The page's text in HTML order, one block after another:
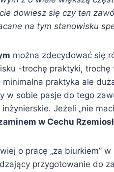
dowiesz się czy ten
na tym stanowisku
można zdecydować się
-trochę praktyki,
minimalna praktyka ale
w sobie pasje do tego
Jeżeli „nie
w Cechu Rzemiosł
o pracę „za
przygotowanie do